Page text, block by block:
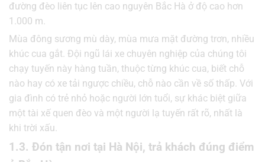
đường đèo liên tục lên cao nguyên Bắc Hà ở độ cao hơn
1.000 m.
Mùa đông sương mù dày, mùa mưa mặt đường trơn, nhiều
khúc cua gắt. Đội ngũ lái xe chuyên nghiệp của chúng tôi
chạy tuyến này hàng tuần, thuộc từng khúc cua, biết chỗ
nào hay có xe tải ngược chiều, chỗ nào cần về số thấp. Với
gia đình có trẻ nhỏ hoặc người lớn tuổi, sự khác biệt giữa
một tài xế quen đèo và một người lạ tuyến rất rõ, nhất là
khi trời xấu.
1.3. Đón tận nơi tại Hà Nội, trả khách đúng điểm